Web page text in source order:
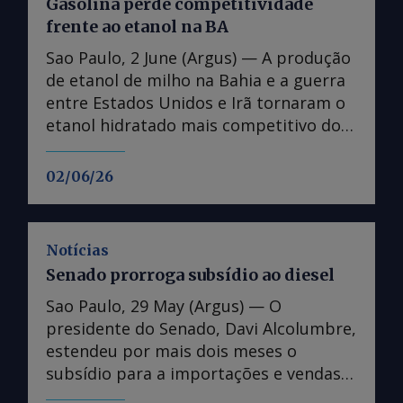
02/06/26
Gasolina perde competitividade
frente ao etanol na BA
Sao Paulo, 2 June (Argus) — A produção
de etanol de milho na Bahia e a guerra
entre Estados Unidos e Irã tornaram o
etanol hidratado mais competitivo do
que a gasolina no estado, fazendo
distribuidoras reavaliarem operações. A
caiu abaixo dos 70pc na segunda
semana de maio, atingindo mínimas
desde novembro de 2024, de acordo
com dados da Agência Nacional do
Petróleo, Gás Natural e
Biocombustíveis (ANP). O percentual
alcançou 68pc na semana passada,
dado mais recente do órgão regulador.
Notícias
Senado prorroga subsídio ao diesel
Sao Paulo, 29 May (Argus) — O
presidente do Senado, Davi Alcolumbre,
estendeu por mais dois meses o
subsídio para a importações e vendas
de diesel no país, em meio aos